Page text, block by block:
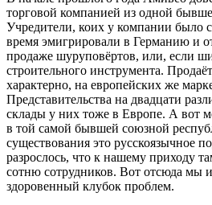
торговой компанией из одной
Учредители, коих у компании было
время эмигрировали в Германию и
продаже шуруповёртов, или, если
строительного инструмента.
характерно, на европейских же
Представительства на двадцати
склады у них тоже в Европе. А вот
в той самой бывшей союзной
существования это русскоязычное
разрослось, что к нашему приходу
сотню сотрудников. Вот отсюда мы
здоровенный клубок проблем.